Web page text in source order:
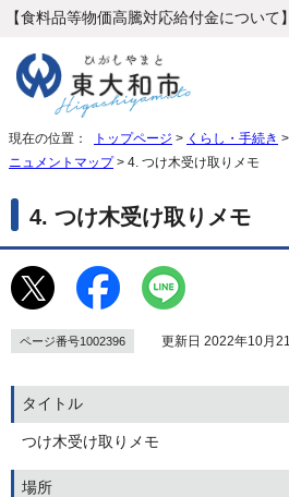
【食料品等物価高騰対応給付金について】
現在の位置： トップページ > くらし・手続き >
ニュメントマップ> 4. つけ木受け取りメモ
4. つけ木受け取りメモ
ページ番号1002396 更新日 2022年10月
タイトル
つけ木受け取りメモ
場所